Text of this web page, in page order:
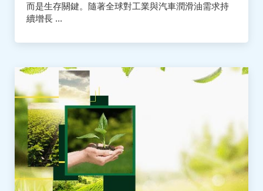
而是生存關鍵。隨著全球對工業與汽車潤滑油需求持
續增長 ...